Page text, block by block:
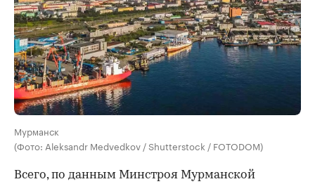
Мурманск
(Фото: Aleksandr Medvedkov / Shutterstock / FOTODOM)
Всего, по данным Минстроя Мурманской